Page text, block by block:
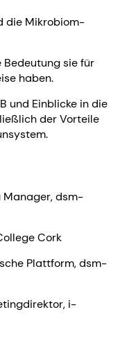
die Mikrobiom-
Bedeutung sie für
haben.
und Einblicke in die
der Vorteile
Manager, dsm-
Cork
Plattform, dsm-
i-